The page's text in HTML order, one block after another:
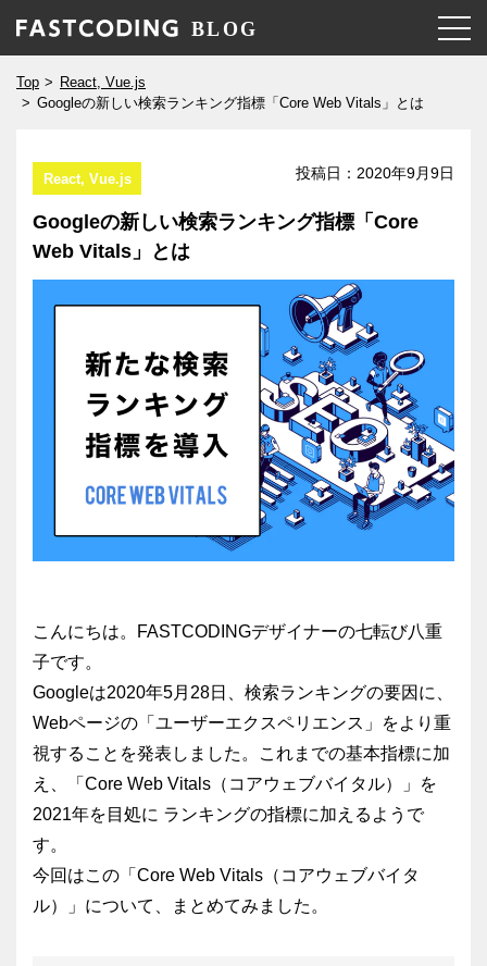
Top
React, Vue.js
Googleの新しい検索ランキング指標「Core Web Vitals」とは
React, Vue.js 投稿日： 2020年9月9日
Googleの新しい検索ランキング指標「Core
Web Vitals」とは
こんにちは。FASTCODINGデザイナーの七転び八重
子です。
Googleは2020年5月28日、検索ランキングの要因に、
Webページの「ユーザーエクスペリエンス」をより重
視することを発表しました。これまでの基本指標に加
え、「Core Web Vitals（コアウェブバイタル）」を
2021年を目処に ランキングの指標に加えるようで
す。
今回はこの「Core Web Vitals（コアウェブバイタ
ル）」について、まとめてみました。